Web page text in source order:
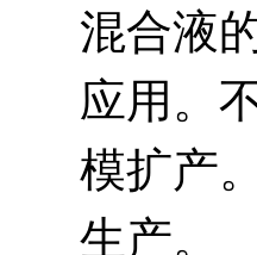
混合液
应用。
模扩产
生产。